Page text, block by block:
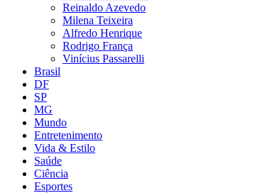
Reinaldo Azevedo
Milena Teixeira
Alfredo Henrique
Rodrigo França
Vinícius Passarelli
Brasil
DF
SP
MG
Mundo
Entretenimento
Vida & Estilo
Saúde
Ciência
Esportes